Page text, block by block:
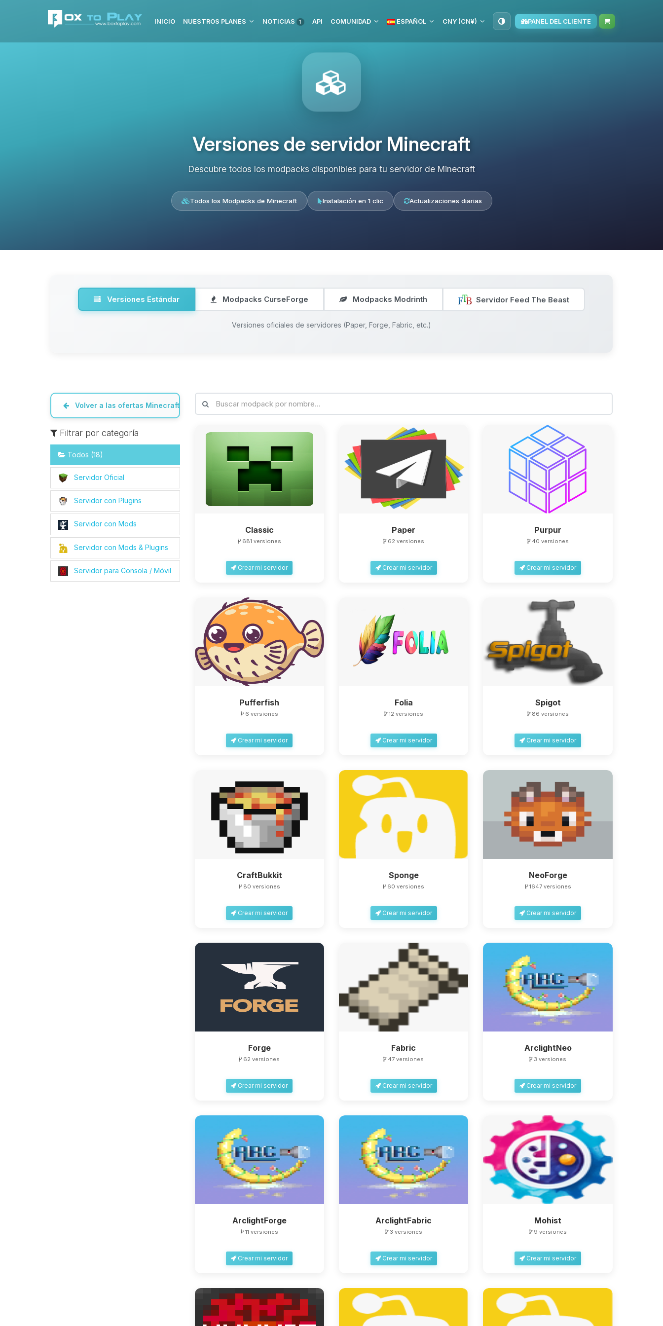
INICIO NUESTROS PLANES NOTICIAS 1 API COMUNIDAD ESPAÑOL CNY (CN¥) PANEL DEL CLIENTE
Versiones de servidor Minecraft
Descubre todos los modpacks disponibles para tu servidor de Minecraft
Todos los Modpacks de Minecraft Instalación en 1 clic Actualizaciones diarias
Versiones Estándar Modpacks CurseForge Modpacks Modrinth Servidor Feed The Beast
Versiones oficiales de servidores (Paper, Forge, Fabric, etc.)
Volver a las ofertas Minecraft
Filtrar por categoría
Todos (18)
Servidor Oficial
Servidor con Plugins
Servidor con Mods
Servidor con Mods & Plugins
Servidor para Consola / Móvil
Classic
681 versiones
Crear mi servidor
Paper
62 versiones
Crear mi servidor
Purpur
40 versiones
Crear mi servidor
Pufferfish
6 versiones
Crear mi servidor
Folia
12 versiones
Crear mi servidor
Spigot
86 versiones
Crear mi servidor
CraftBukkit
80 versiones
Crear mi servidor
Sponge
60 versiones
Crear mi servidor
NeoForge
1647 versiones
Crear mi servidor
Forge
62 versiones
Crear mi servidor
Fabric
47 versiones
Crear mi servidor
ArclightNeo
3 versiones
Crear mi servidor
ArclightForge
11 versiones
Crear mi servidor
ArclightFabric
3 versiones
Crear mi servidor
Mohist
9 versiones
Crear mi servidor